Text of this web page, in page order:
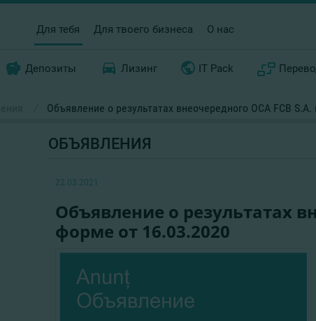
Для тебя Для твоего бизнеса О нас
Депозиты Лизинг IT Pack
Объявление о результатах внеочередного ОСА FCB
ОБЪЯВЛЕНИЯ
22.03.2021
Объявление о результатах
форме от 16.03.2020